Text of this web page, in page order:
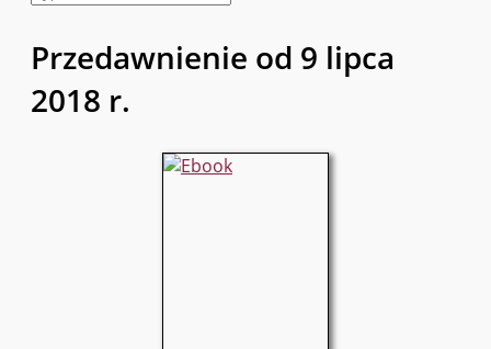
Przedawnienie od 9 lipca
2018 r.